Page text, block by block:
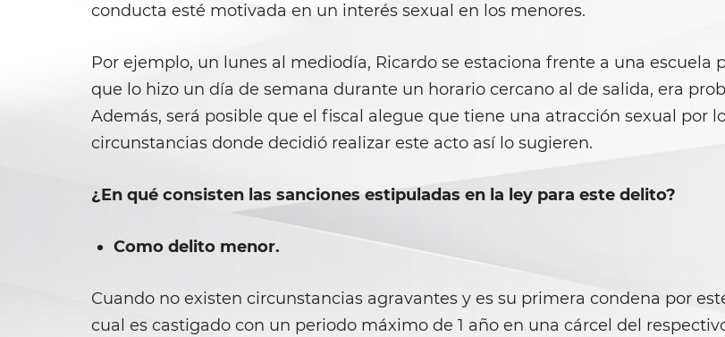
conducta esté motivada en un interés sexual en los menores.
Por ejemplo, un lunes al mediodía, Ricardo se estaciona frente a una
que lo hizo un día de semana durante un horario cercano al de salida, era
Además, será posible que el fiscal alegue que tiene una atracción sexual por
circunstancias donde decidió realizar este acto así lo sugieren.
¿En qué consisten las sanciones estipuladas en la ley para este delito?
Como delito menor.
Cuando no existen circunstancias agravantes y es su primera condena por
cual es castigado con un periodo máximo de 1 año en una cárcel del